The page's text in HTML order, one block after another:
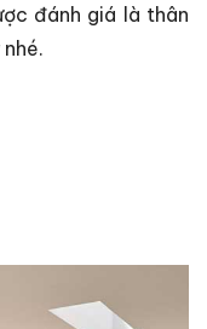
đánh giá là thân